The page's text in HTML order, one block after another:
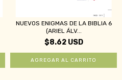
NUEVOS ENIGMAS DE LA BIBLIA 6
(ARIEL ÁLV...
$8.62 USD